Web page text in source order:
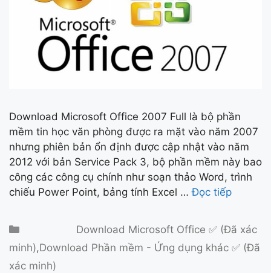
Download Microsoft Office 2007 Full là bộ phần
mềm tin học văn phòng được ra mặt vào năm 2007
nhưng phiên bản ổn định được cập nhật vào năm
2012 với bản Service Pack 3, bộ phần mềm này bao
công các công cụ chính như soạn thảo Word, trình
chiếu Power Point, bảng tính Excel …Đọc tiếp
Danh mụcDownload Microsoft Office ✅ (Đã xác
minh),Download Phần mềm - Ứng dụng khác ✅ (Đã
xác minh)